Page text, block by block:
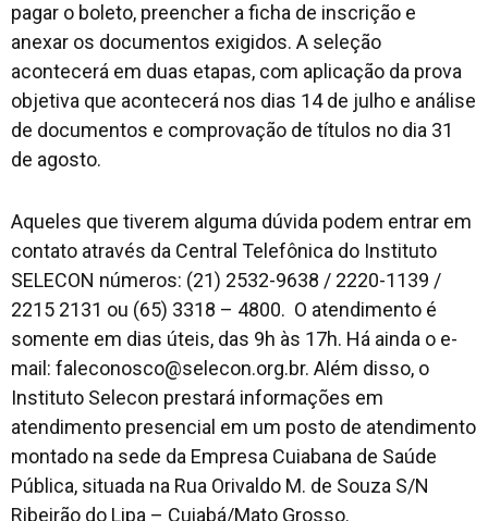
pagar o boleto, preencher a ficha de inscrição e
anexar os documentos exigidos. A seleção
acontecerá em duas etapas, com aplicação da prova
objetiva que acontecerá nos dias 14 de julho e análise
de documentos e comprovação de títulos no dia 31
de agosto.
Aqueles que tiverem alguma dúvida podem entrar em
contato através da Central Telefônica do Instituto
SELECON números: (21) 2532-9638 / 2220-1139 /
2215 2131 ou (65) 3318 – 4800. O atendimento é
somente em dias úteis, das 9h às 17h. Há ainda o e-
mail: faleconosco@selecon.org.br. Além disso, o
Instituto Selecon prestará informações em
atendimento presencial em um posto de atendimento
montado na sede da Empresa Cuiabana de Saúde
Pública, situada na Rua Orivaldo M. de Souza S/N
Ribeirão do Lipa – Cuiabá/Mato Grosso.